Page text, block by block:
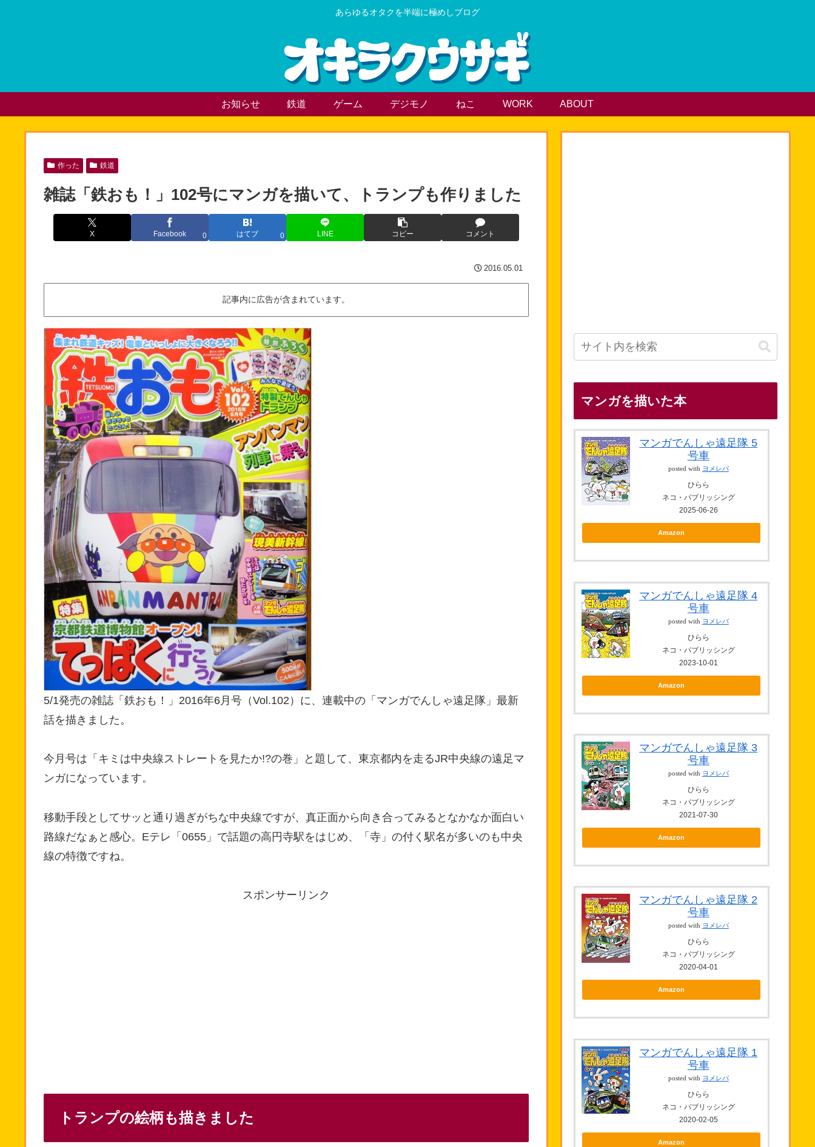
あらゆるオタクを半端に極めしブログ
お知らせ 鉄道 ゲーム デジモノ ねこ WORK ABOUT
作った 鉄道
雑誌「鉄おも！」102号にマンガを描いて、トランプも作りました
X Facebook 0 はてブ 0 LINE コピー コメント
2016.05.01
記事内に広告が含まれています。
5/1発売の雑誌「鉄おも！」2016年6月号（Vol.102）に、連載中の「マンガでんしゃ遠足隊」最新
話を描きました。
今月号は「キミは中央線ストレートを見たか!?の巻」と題して、東京都内を走るJR中央線の遠足マ
ンガになっています。
移動手段としてサッと通り過ぎがちな中央線ですが、真正面から向き合ってみるとなかなか面白い
路線だなぁと感心。Eテレ「0655」で話題の高円寺駅をはじめ、「寺」の付く駅名が多いのも中央
線の特徴ですね。
スポンサーリンク
トランプの絵柄も描きました
マンガを描いた本
マンガでんしゃ遠足隊 5
号車
posted with ヨメレバ
ひらら
ネコ・パブリッシング
2025-06-26
Amazon
マンガでんしゃ遠足隊 4
号車
posted with ヨメレバ
ひらら
ネコ・パブリッシング
2023-10-01
Amazon
マンガでんしゃ遠足隊 3
号車
posted with ヨメレバ
ひらら
ネコ・パブリッシング
2021-07-30
Amazon
マンガでんしゃ遠足隊 2
号車
posted with ヨメレバ
ひらら
ネコ・パブリッシング
2020-04-01
Amazon
マンガでんしゃ遠足隊 1
号車
posted with ヨメレバ
ひらら
ネコ・パブリッシング
2020-02-05
Amazon